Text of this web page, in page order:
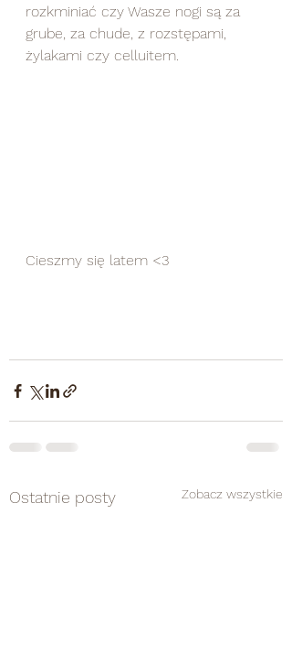
rozkminiać czy Wasze nogi są za
grube, za chude, z rozstępami,
żylakami czy celluitem.
Cieszmy się latem <3
Ostatnie posty Zobacz wszystkie